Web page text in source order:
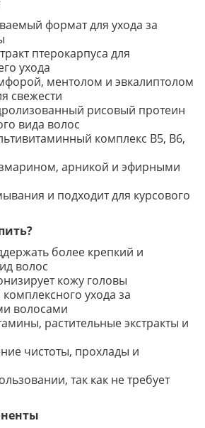
формат для ухода за
птерокарпуса для
ухода
ментолом и эвкалиптолом
свежести
рисовый протеин
вида волос
комплекс B5, B6,
арникой и эфирными
и подходит для курсового
более крепкий и
волос
кожу головы
ухода за
волосами
растительные экстракты и
чистоты, прохлады и
так как не требует